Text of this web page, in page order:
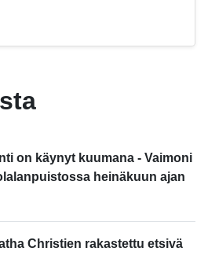
on käynyt kuumana - Vaimoni
heinäkuun ajan
Christien rakastettu etsivä